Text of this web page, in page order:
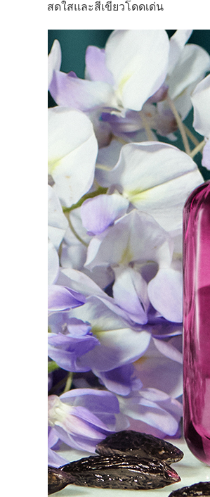
สดใสและสีเขียวโดดเด่น